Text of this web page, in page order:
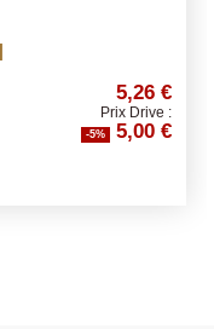
5,26 €
Prix Drive :
-5% 5,00 €